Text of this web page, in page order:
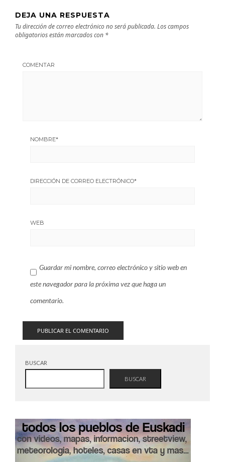
DEJA UNA RESPUESTA
Tu dirección de correo electrónico no será publicada. Los campos
obligatorios están marcados con *
COMENTAR
NOMBRE*
DIRECCIÓN DE CORREO ELECTRÓNICO*
WEB
Guardar mi nombre, correo electrónico y sitio web en
este navegador para la próxima vez que haga un
comentario.
BUSCAR
BUSCAR